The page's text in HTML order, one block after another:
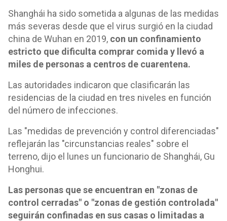
Shanghái ha sido sometida a algunas de las medidas
más severas desde que el virus surgió en la ciudad
china de Wuhan en 2019, con un confinamiento
estricto que dificulta comprar comida y llevó a
miles de personas a centros de cuarentena.
Las autoridades indicaron que clasificarán las
residencias de la ciudad en tres niveles en función
del número de infecciones.
Las "medidas de prevención y control diferenciadas"
reflejarán las "circunstancias reales" sobre el
terreno, dijo el lunes un funcionario de Shanghái, Gu
Honghui.
Las personas que se encuentran en "zonas de
control cerradas" o "zonas de gestión controlada"
seguirán confinadas en sus casas o limitadas a